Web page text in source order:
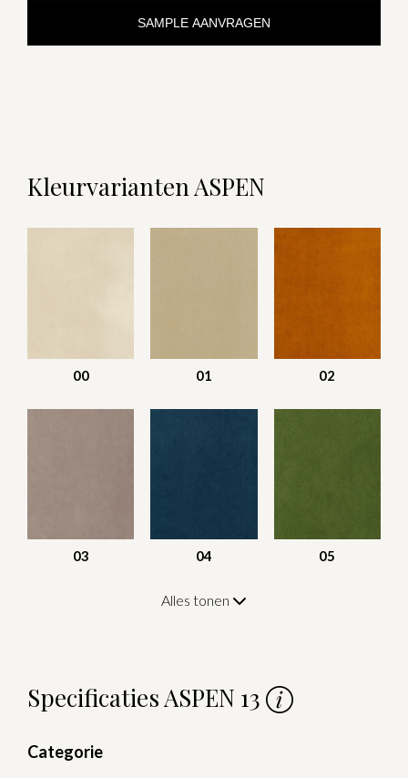
SAMPLE AANVRAGEN
Kleurvarianten ASPEN
00 01 02
03 04 05
Alles tonen
Specificaties ASPEN 13
Categorie